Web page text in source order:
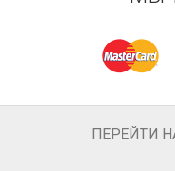
ПЕРЕЙТИ